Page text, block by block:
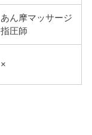
あん摩マッサージ
指圧師
×